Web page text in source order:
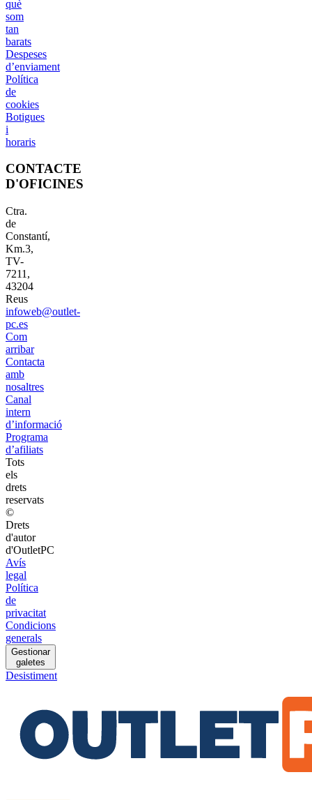
què
som
tan
barats
Despeses
d’enviament
Política
de
cookies
Botigues
i
horaris
CONTACTE
D'OFICINES
Ctra.
de
Constantí,
Km.3,
TV-
7211,
43204
Reus
infoweb@outlet-
pc.es
Com
arribar
Contacta
amb
nosaltres
Canal
intern
d’informació
Programa
d’afiliats
Tots
els
drets
reservats
©
Drets
d'autor
d'OutletPC
Avís
legal
Política
de
privacitat
Condicions
generals
Gestionar
galetes
Desistiment